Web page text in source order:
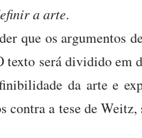
a arte.
que os argumentos
será dividido em
da arte e
contra a tese de